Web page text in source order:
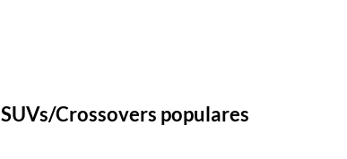
SUVs/Crossovers populares